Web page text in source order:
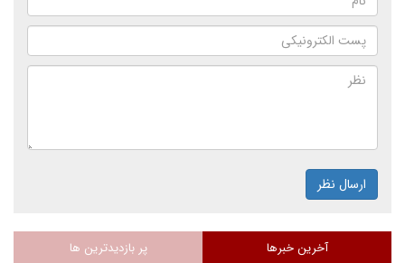
ارسال نظر
آخرین خبرها پر بازدیدترین ها